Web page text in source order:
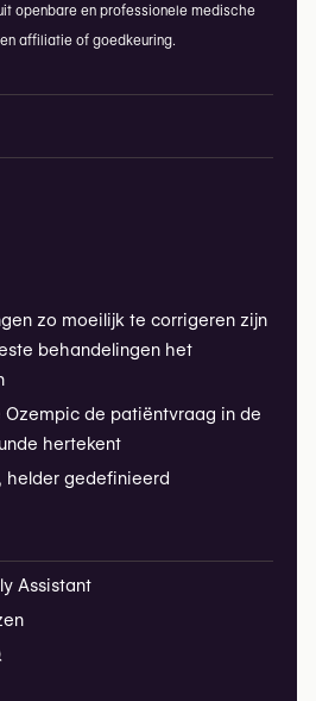
openbare en professionele medische
affiliatie of goedkeuring.
zo moeilijk te corrigeren zijn
behandelingen het
Ozempic de patiëntvraag in de
hertekent
helder gedefinieerd
Assistant